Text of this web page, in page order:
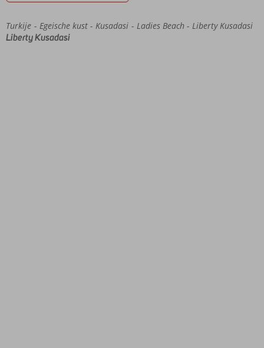
Home
Turkije Egeische kust Kusadasi Ladies Beach
Liberty Kusadasi
Liberty Kusadasi